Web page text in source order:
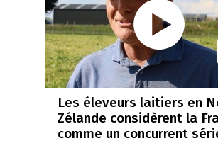
Les éleveurs laitiers en
Zélande considèrent la
comme un concurrent